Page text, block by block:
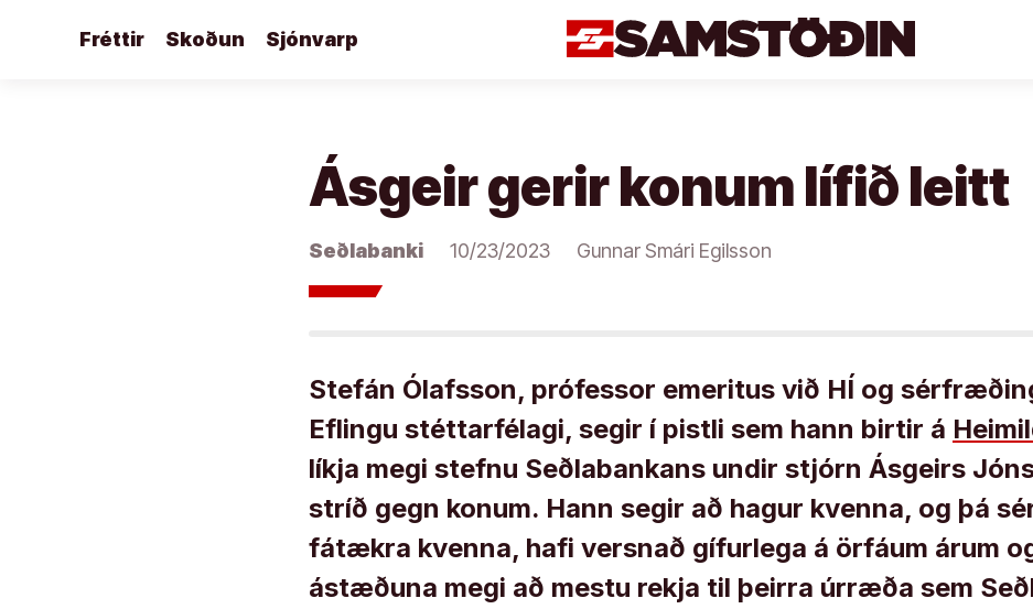
Fréttir Skoðun Sjónvarp
Ásgeir gerir konum lífið leitt
Seðlabanki 10/23/2023 Gunnar Smári Egilsson
Stefán Ólafsson, prófessor emeritus við HÍ og
Eflingu stéttarfélagi, segir í pistli sem hann birtir á
líkja megi stefnu Seðlabankans undir stjórn Ásgeirs
stríð gegn konum. Hann segir að hagur kvenna, og þá
fátækra kvenna, hafi versnað gífurlega á örfáum árum
ástæðuna megi að mestu rekja til þeirra úrræða sem